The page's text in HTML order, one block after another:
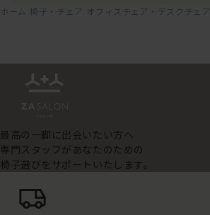
ホーム 椅子・チェア オフィスチェア・デスクチェア
最高の一脚に出会いたい方へ
専門スタッフがあなたのための
椅子選びをサポートいたします。